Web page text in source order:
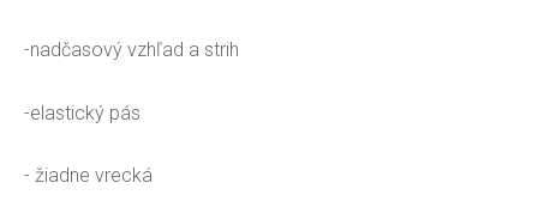
-nadčasový vzhľad a strih
-elastický pás
- žiadne vrecká